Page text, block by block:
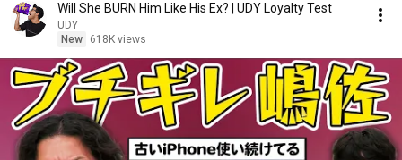
Will She BURN Him Like His Ex? | UDY Loyalty Test
UDY
New
618K views